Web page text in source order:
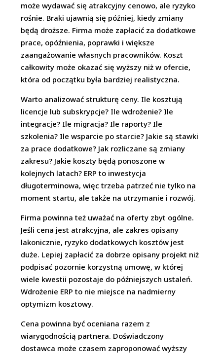
może wydawać się atrakcyjny cenowo, ale ryzyko
rośnie. Braki ujawnią się później, kiedy zmiany
będą droższe. Firma może zapłacić za dodatkowe
prace, opóźnienia, poprawki i większe
zaangażowanie własnych pracowników. Koszt
całkowity może okazać się wyższy niż w ofercie,
która od początku była bardziej realistyczna.
Warto analizować strukturę ceny. Ile kosztują
licencje lub subskrypcje? Ile wdrożenie? Ile
integracje? Ile migracja? Ile raporty? Ile
szkolenia? Ile wsparcie po starcie? Jakie są stawki
za prace dodatkowe? Jak rozliczane są zmiany
zakresu? Jakie koszty będą ponoszone w
kolejnych latach? ERP to inwestycja
długoterminowa, więc trzeba patrzeć nie tylko na
moment startu, ale także na utrzymanie i rozwój.
Firma powinna też uważać na oferty zbyt ogólne.
Jeśli cena jest atrakcyjna, ale zakres opisany
lakonicznie, ryzyko dodatkowych kosztów jest
duże. Lepiej zapłacić za dobrze opisany projekt niż
podpisać pozornie korzystną umowę, w której
wiele kwestii pozostaje do późniejszych ustaleń.
Wdrożenie ERP to nie miejsce na nadmierny
optymizm kosztowy.
Cena powinna być oceniana razem z
wiarygodnością partnera. Doświadczony
dostawca może czasem zaproponować wyższy